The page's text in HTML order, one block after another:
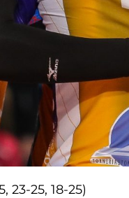
23-25, 18-25)